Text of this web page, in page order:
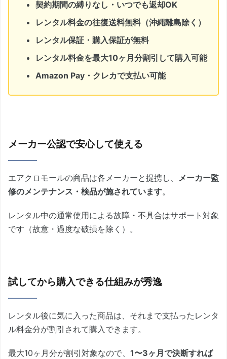
契約期間の縛りなし・いつでも返却OK
レンタル料金の往復送料無料（沖縄離島除く）
レンタル保証・購入保証が無料
レンタル料金を最大10ヶ月分割引して購入可能
Amazon Pay・クレカで支払い可能
メーカー公認で安心して使える
エアクロモールの商品は各メーカーと提携し、 メーカー監
修のメンテナンス・検品が施されています。
レンタル中の通常使用による故障・不具合はサポート対象
です（故意・過度な破損を除く）。
試してから購入できる仕組みが秀逸
レンタル後に気に入った商品は、それまで支払ったレンタ
ル料金分が割引されて購入できます。
最大10ヶ月分が割引対象なので、 1〜3ヶ月で決断すれば